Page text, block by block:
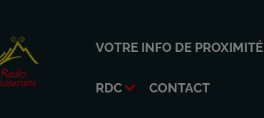
VOTRE INFO DE PROXIMITÉ
RDC CONTACT